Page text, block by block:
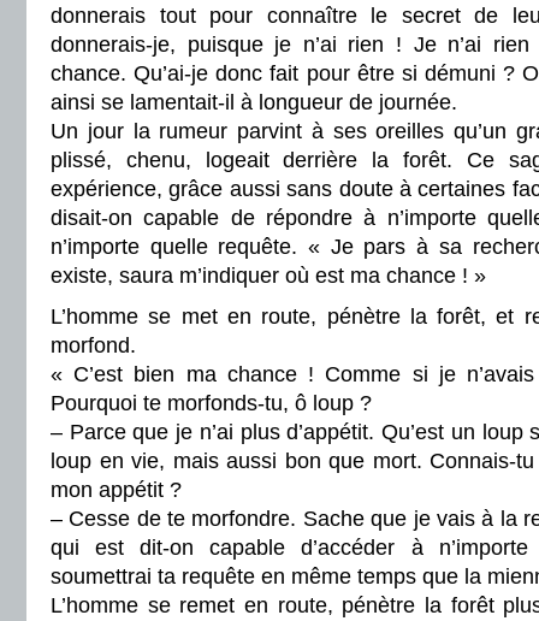
donnerais tout pour connaître le secret de
donnerais-je, puisque je n’ai rien ! Je n’ai
chance. Qu’ai-je donc fait pour être si démuni ?
ainsi se lamentait-il à longueur de journée.
Un jour la rumeur parvint à ses oreilles qu’un
plissé, chenu, logeait derrière la forêt. Ce
expérience, grâce aussi sans doute à certaines
disait-on capable de répondre à n’importe
n’importe quelle requête. « Je pars à sa
existe, saura m’indiquer où est ma chance ! »
L’homme se met en route, pénètre la forêt, et
morfond.
« C’est bien ma chance ! Comme si je
Pourquoi te morfonds-tu, ô loup ?
– Parce que je n’ai plus d’appétit. Qu’est un
loup en vie, mais aussi bon que mort. Connais-
mon appétit ?
– Cesse de te morfondre. Sache que je vais à la
qui est dit-on capable d’accéder à
soumettrai ta requête en même temps que la
L’homme se remet en route, pénètre la forêt